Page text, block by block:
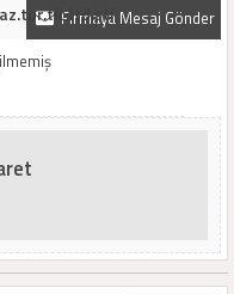
Firmaya Mesaj Gönder